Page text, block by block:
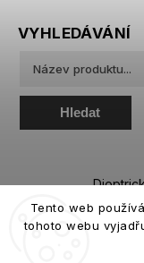
Tento web
tohoto webu
VYHLEDÁVÁNÍ
Hledat